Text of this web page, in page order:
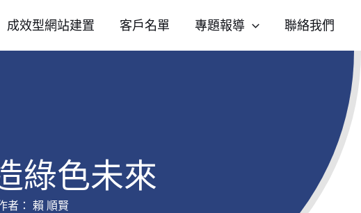
成效型網站建置 客戶名單 專題報導 聯絡我們
綠色未來
者： 賴 順賢